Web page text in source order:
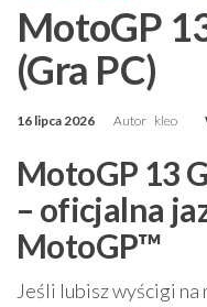
MotoGP
(Gra PC)
16 lipca 2026 Autor kleo
MotoGP 13
– oficjalna
MotoGP™
Jeśli lubisz wyścigi na